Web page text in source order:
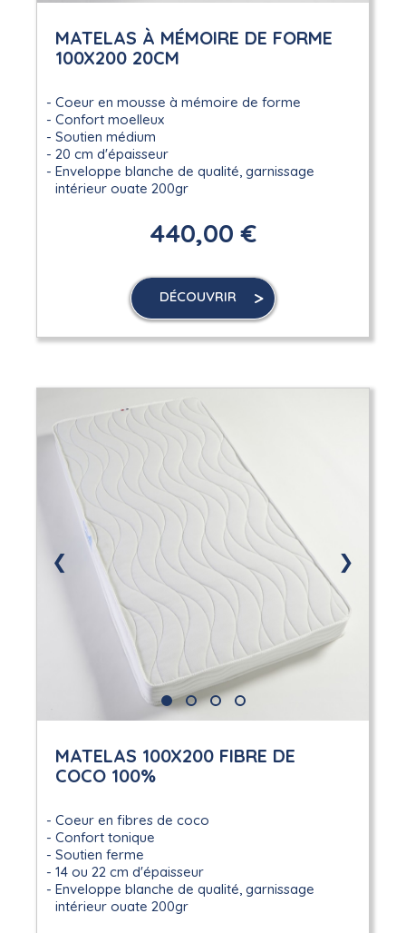
MATELAS À MÉMOIRE DE FORME
100X200 20CM
Coeur en mousse à mémoire de forme
Confort moelleux
Soutien médium
20 cm d'épaisseur
Enveloppe blanche de qualité, garnissage
intérieur ouate 200gr
440,00 €
DÉCOUVRIR
❮ ❯
MATELAS 100X200 FIBRE DE
COCO 100%
Coeur en fibres de coco
Confort tonique
Soutien ferme
14 ou 22 cm d'épaisseur
Enveloppe blanche de qualité, garnissage
intérieur ouate 200gr